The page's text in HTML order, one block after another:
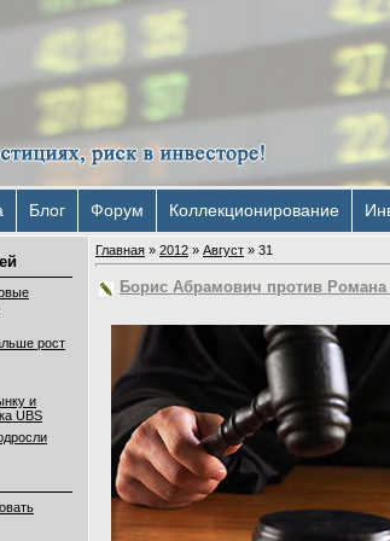
Блог Форум Коллекционирование
рост
и
UBS
Главная » 2012 » Август » 31
Борис Абрамович против Романа